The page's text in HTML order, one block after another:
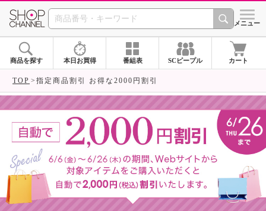
SHOP CHANNEL ショッ
メニュー
商品を探す 本日お買得 番組表 SCピープル カート
TOP 指定商品割引 お得な2000円割引